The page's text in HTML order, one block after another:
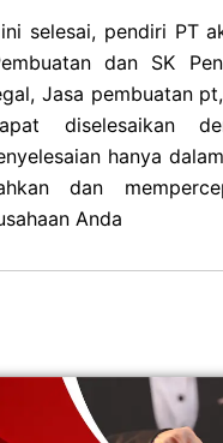
selesai, pendiri PT
dan SK
Jasa pembuatan
diselesaikan
hanya
dan
Anda